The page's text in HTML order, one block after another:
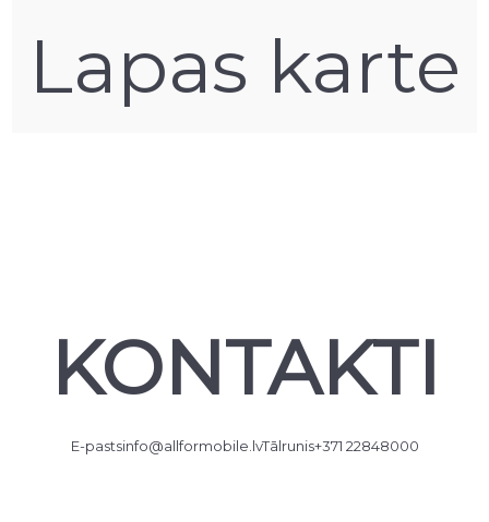
Lapas karte
KONTAKTI
E-pastsinfo@allformobile.lvTālrunis+371 22848000